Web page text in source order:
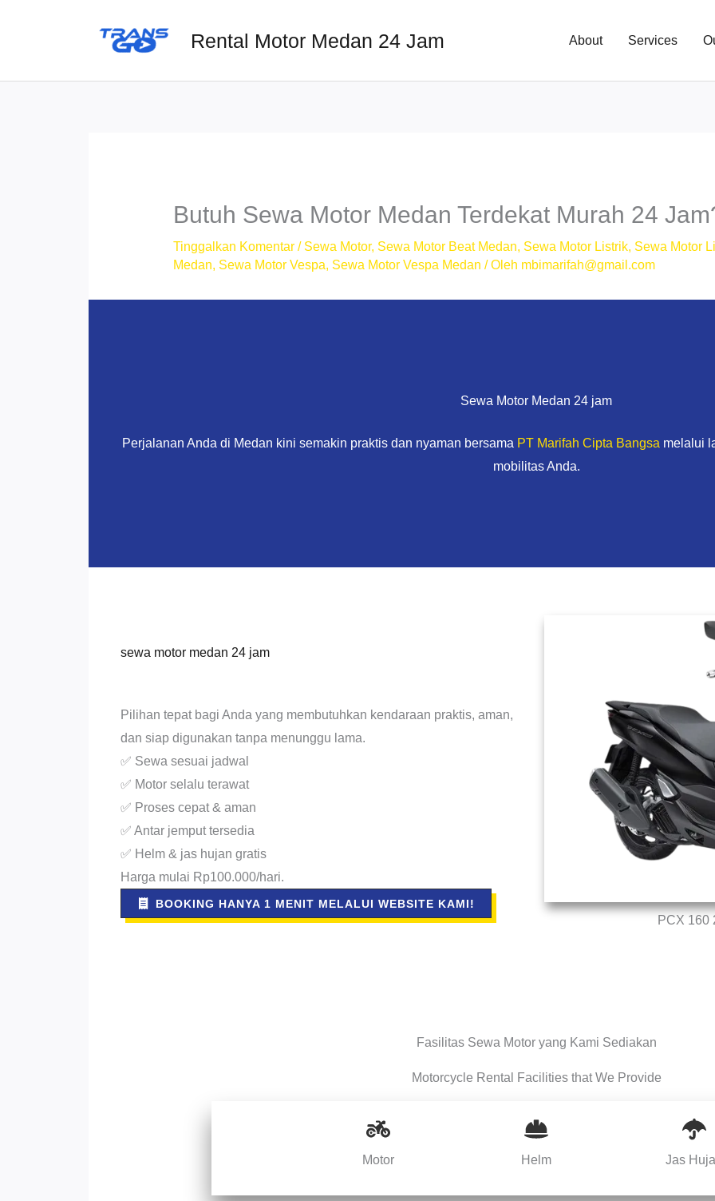
Rental Motor Medan 24 Jam About Services
Butuh Sewa Motor Medan Terdekat Murah 24
Tinggalkan Komentar / Sewa Motor, Sewa Motor Beat Medan, Sewa Motor Listrik, Sewa Motor
Medan, Sewa Motor Vespa, Sewa Motor Vespa Medan / Oleh mbimarifah@gmail.com
Sewa Motor Medan 24 jam
Perjalanan Anda di Medan kini semakin praktis dan nyaman bersama PT Marifah Cipta Bangsa melalui
mobilitas Anda.
sewa motor medan 24 jam
Pilihan tepat bagi Anda yang membutuhkan kendaraan praktis, aman,
dan siap digunakan tanpa menunggu lama.
✅ Sewa sesuai jadwal
✅ Motor selalu terawat
✅ Proses cepat & aman
✅ Antar jemput tersedia
✅ Helm & jas hujan gratis
Harga mulai Rp100.000/hari.
BOOKING HANYA 1 MENIT MELALUI WEBSITE KAMI!
PCX 160
Fasilitas Sewa Motor yang Kami Sediakan
Motorcycle Rental Facilities that We Provide
Motor Helm Jas